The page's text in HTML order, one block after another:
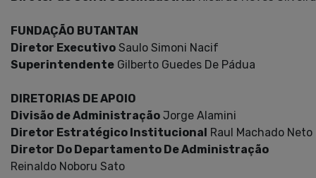
FUNDAÇÃO BUTANTAN
Diretor Executivo Saulo Simoni Nacif
Superintendente Gilberto Guedes De Pádua
DIRETORIAS DE APOIO
Divisão de Administração Jorge Alamini
Diretor Estratégico Institucional Raul Machado Neto
Diretor Do Departamento De Administração
Reinaldo Noboru Sato